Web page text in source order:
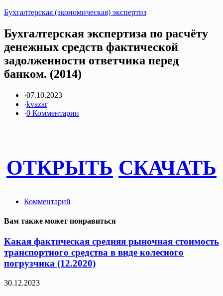
Бухгалтерская (экономическая) экспертиз
Бухгалтерская экспертиза по расчёту
денежных средств фактической
задолженности ответчика перед
банком. (2014)
·07.10.2023
·kvazar
·0 Комментарии
ОТКРЫТЬ СКАЧАТЬ
Комментарий
Вам также может понравиться
Какая фактическая средняя рыночная стоимость
транспортного средства в виде колесного
погрузчика (12.2020)
30.12.2023